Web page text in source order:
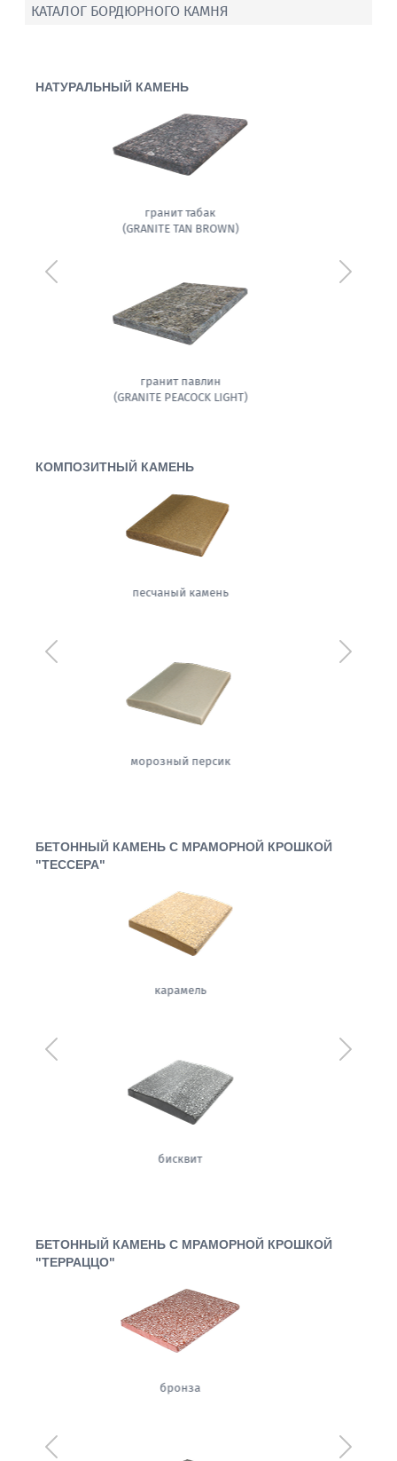
КАТАЛОГ БОРДЮРНОГО КАМНЯ
НАТУРАЛЬНЫЙ КАМЕНЬ
гранит белла
(GRANITE BELLA WHITE)
амфиболит гранитовый
Предыдущий
КОМПОЗИТНЫЙ КАМЕНЬ
сапфировая ночь
теплый жемчуг
Предыдущий
БЕТОННЫЙ КАМЕНЬ С МРАМОРНОЙ КРОШКОЙ
"ТЕССЕРА"
щербет
орех
Предыдущий
БЕТОННЫЙ КАМЕНЬ С МРАМОРНОЙ КРОШКОЙ
"ТЕРРАЦЦО"
сахара
Предыдущий